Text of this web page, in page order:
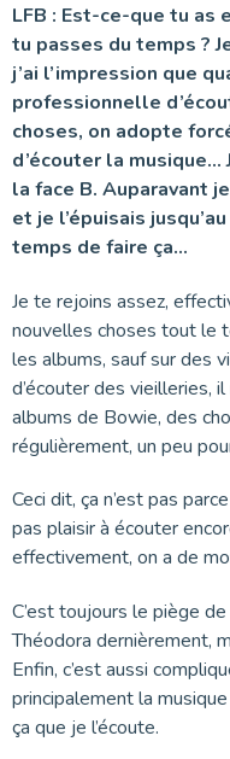
LFB : Est-ce-que tu as
tu passes du temps ?
j’ai l’impression que
professionnelle
choses, on adopte
d’écouter la musique…
la face B. Auparavant
et je l’épuisais
temps de faire ça…
Je te rejoins assez,
nouvelles choses tout le
les albums, sauf sur des
d’écouter des vieilleries,
albums de Bowie, des
régulièrement, un peu
Ceci dit, ça n’est pas
pas plaisir à écouter
effectivement, on a de
C’est toujours le piège
Théodora dernièrement,
Enfin, c’est aussi
principalement la
ça que je l’écoute.